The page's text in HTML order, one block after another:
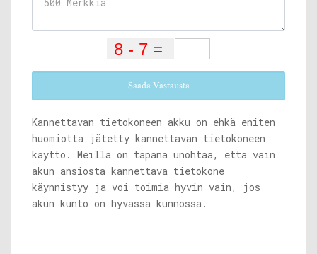
Saada Vastausta
Kannettavan tietokoneen akku on ehkä eniten
huomiotta jätetty kannettavan tietokoneen
käyttö. Meillä on tapana unohtaa, että vain
akun ansiosta kannettava tietokone
käynnistyy ja voi toimia hyvin vain, jos
akun kunto on hyvässä kunnossa.